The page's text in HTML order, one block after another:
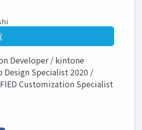
Developer / kintone
Design Specialist 2020 /
Customization Specialist